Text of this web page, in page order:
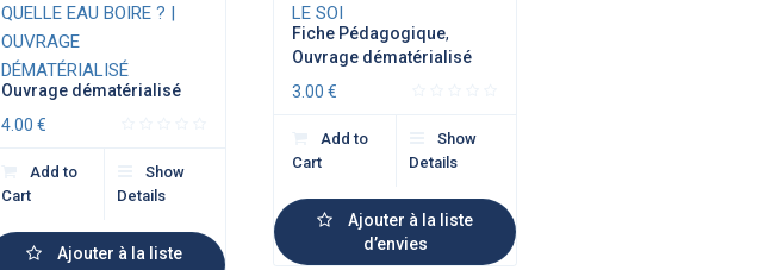
QUELLE EAU BOIRE ? |
OUVRAGE
DÉMATÉRIALISÉ
Ouvrage dématérialisé
4.00 €
Add to
Cart
Show
Details
Ajouter à la liste
LE SOI
Fiche Pédagogique,
Ouvrage dématérialisé
3.00 €
Add to
Cart
Show
Details
Ajouter à la liste
d’envies